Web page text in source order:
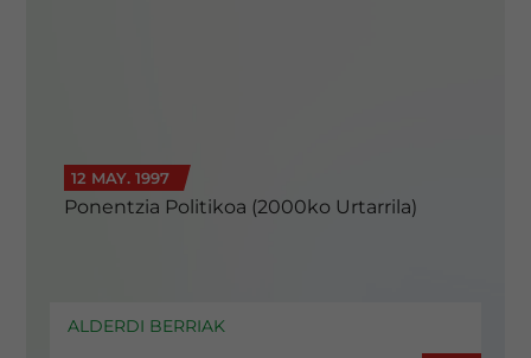
12 MAY. 1997
Ponentzia Politikoa (2000ko Urtarrila)
ALDERDI BERRIAK